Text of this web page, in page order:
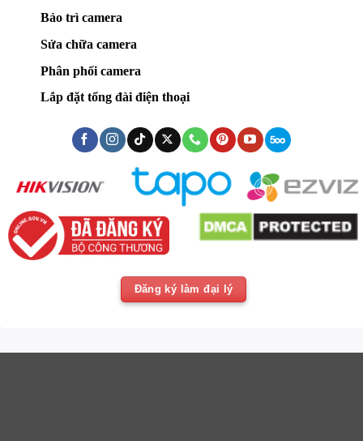
Bảo trì camera
Sửa chữa camera
Phân phối camera
Lắp đặt tổng đài điện thoại
Đăng ký làm đại lý